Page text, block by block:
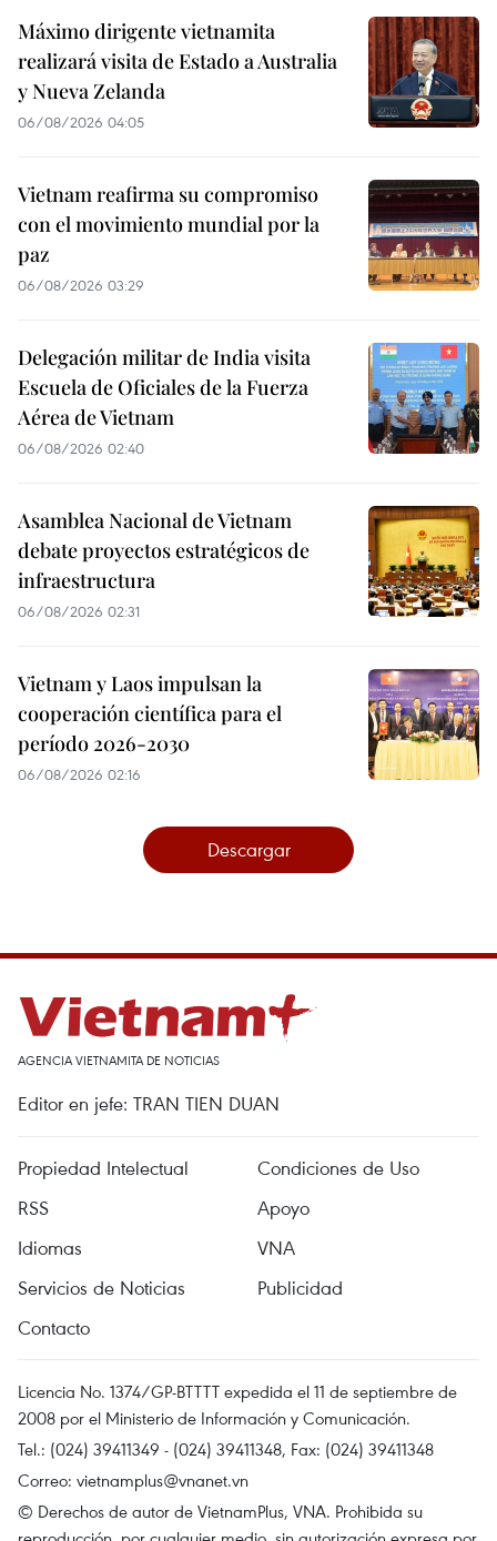
Máximo dirigente vietnamita
realizará visita de Estado a Australia
y Nueva Zelanda
06/08/2026 04:05
Vietnam reafirma su compromiso
con el movimiento mundial por la
paz
06/08/2026 03:29
Delegación militar de India visita
Escuela de Oficiales de la Fuerza
Aérea de Vietnam
06/08/2026 02:40
Asamblea Nacional de Vietnam
debate proyectos estratégicos de
infraestructura
06/08/2026 02:31
Vietnam y Laos impulsan la
cooperación científica para el
período 2026-2030
06/08/2026 02:16
Descargar
AGENCIA VIETNAMITA DE NOTICIAS
Editor en jefe: TRAN TIEN DUAN
Propiedad Intelectual
Condiciones de Uso
RSS
Apoyo
Idiomas
VNA
Servicios de Noticias
Publicidad
Contacto
Licencia No. 1374/GP-BTTTT expedida el 11 de septiembre de
2008 por el Ministerio de Información y Comunicación.
Tel.: (024) 39411349 - (024) 39411348, Fax: (024) 39411348
Correo: vietnamplus@vnanet.vn
© Derechos de autor de VietnamPlus, VNA. Prohibida su